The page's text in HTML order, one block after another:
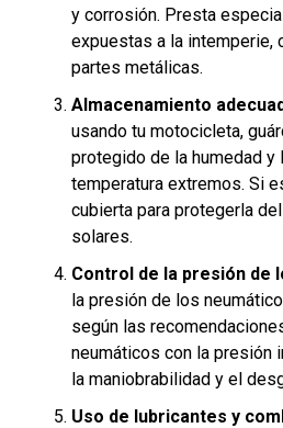
y corrosión. Presta
expuestas a la intemperie,
partes metálicas.
Almacenamiento
usando tu motocicleta,
protegido de la humedad
temperatura extremos. Si
cubierta para protegerla
solares.
Control de la presión de
la presión de los
según las
neumáticos con la presión
la maniobrabilidad y el
Uso de lubricantes y